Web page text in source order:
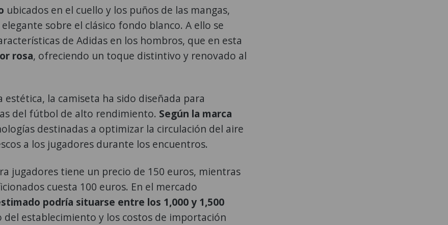
ubicados en el cuello y los puños de las mangas,
sobre el clásico fondo blanco. A ello se
de Adidas en los hombros, que en esta
rosa, ofreciendo un toque distintivo y renovado al
estética, la camiseta ha sido diseñada para
del fútbol de alto rendimiento. Según la marca
destinadas a optimizar la circulación del aire
a los jugadores durante los encuentros.
jugadores tiene un precio de 150 euros, mientras
cuesta 100 euros. En el mercado
podría situarse entre los 1,000 y 1,500
del establecimiento y los costos de importación